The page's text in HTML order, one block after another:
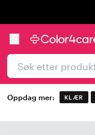
Oppdag mer: KLÆR